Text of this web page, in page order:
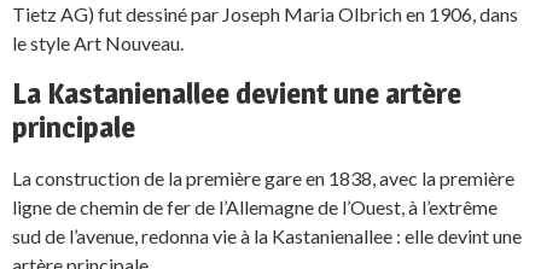
Tietz AG) fut dessiné par Joseph Maria Olbrich en 1906, dans
le style Art Nouveau.
La Kastanienallee devient une artère
principale
La construction de la première gare en 1838, avec la première
ligne de chemin de fer de l’Allemagne de l’Ouest, à l’extrême
sud de l’avenue, redonna vie à la Kastanienallee : elle devint une